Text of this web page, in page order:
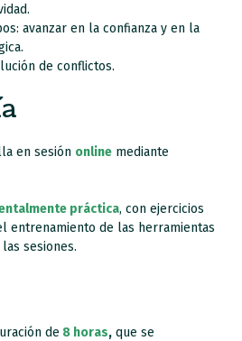
avanzar en la confianza y en la
de conflictos.
en sesión online mediante
práctica, con ejercicios
entrenamiento de las herramientas
sesiones.
de 8 horas, que se